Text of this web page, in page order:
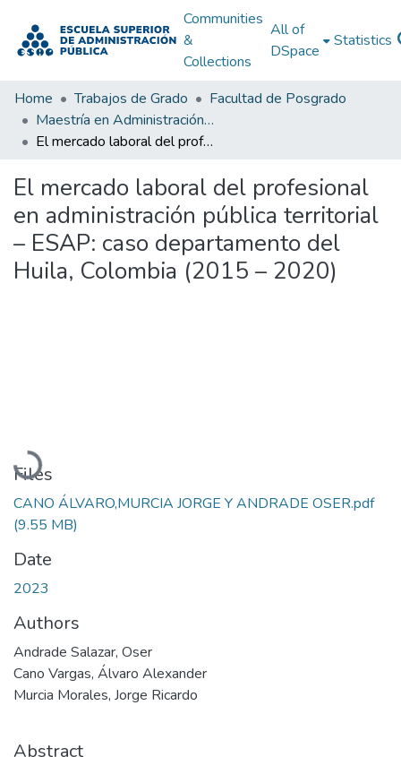
Communities
&
Collections
All of
DSpace
Statistics
Home Trabajos de Grado
Facultad de Posgrado
Maestría en Administración Pública
El mercado laboral del profesional en administración pública territorial – ESAP: caso departamento del Huila, Colombia (2015 – 2020)
El mercado laboral del profesional
en administración pública territorial
– ESAP: caso departamento del
Huila, Colombia (2015 – 2020)
Loading...
Files
CANO ÁLVARO,MURCIA JORGE Y ANDRADE OSER.pdf
(9.55 MB)
Date
2023
Authors
Andrade Salazar, Oser
Cano Vargas, Álvaro Alexander
Murcia Morales, Jorge Ricardo
Abstract